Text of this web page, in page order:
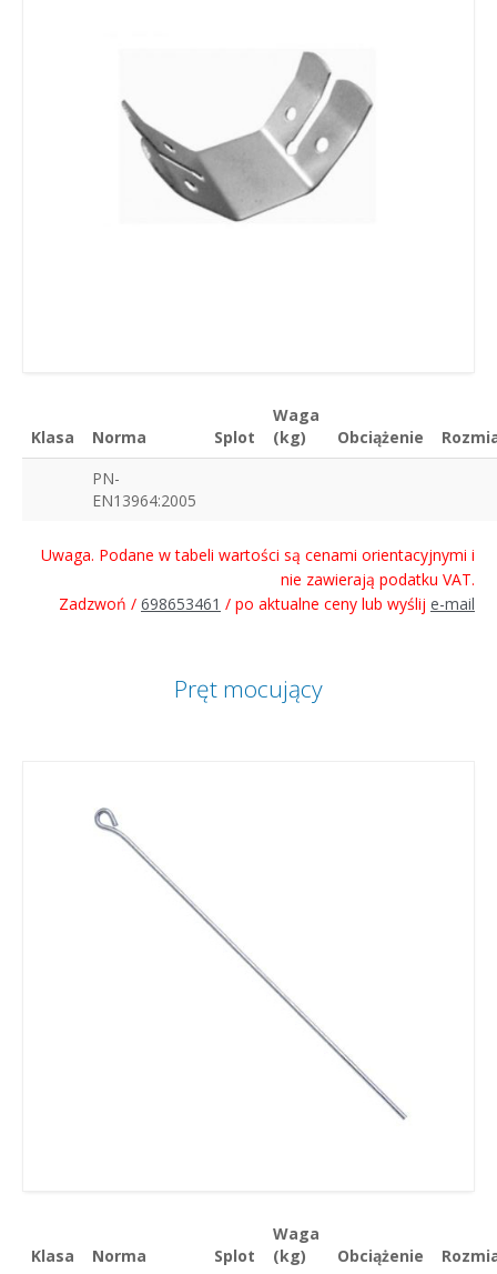
Klasa Norma Splot
Waga
(kg)
Obciążenie
PN-
EN13964:2005
Uwaga. Podane w tabeli wartości są cenami orientacyjnymi i
nie zawierają podatku VAT.
Zadzwoń / 698653461 / po aktualne ceny lub wyślij e-mail
Pręt mocujący
Klasa Norma Splot
Waga
(kg)
Obciążenie